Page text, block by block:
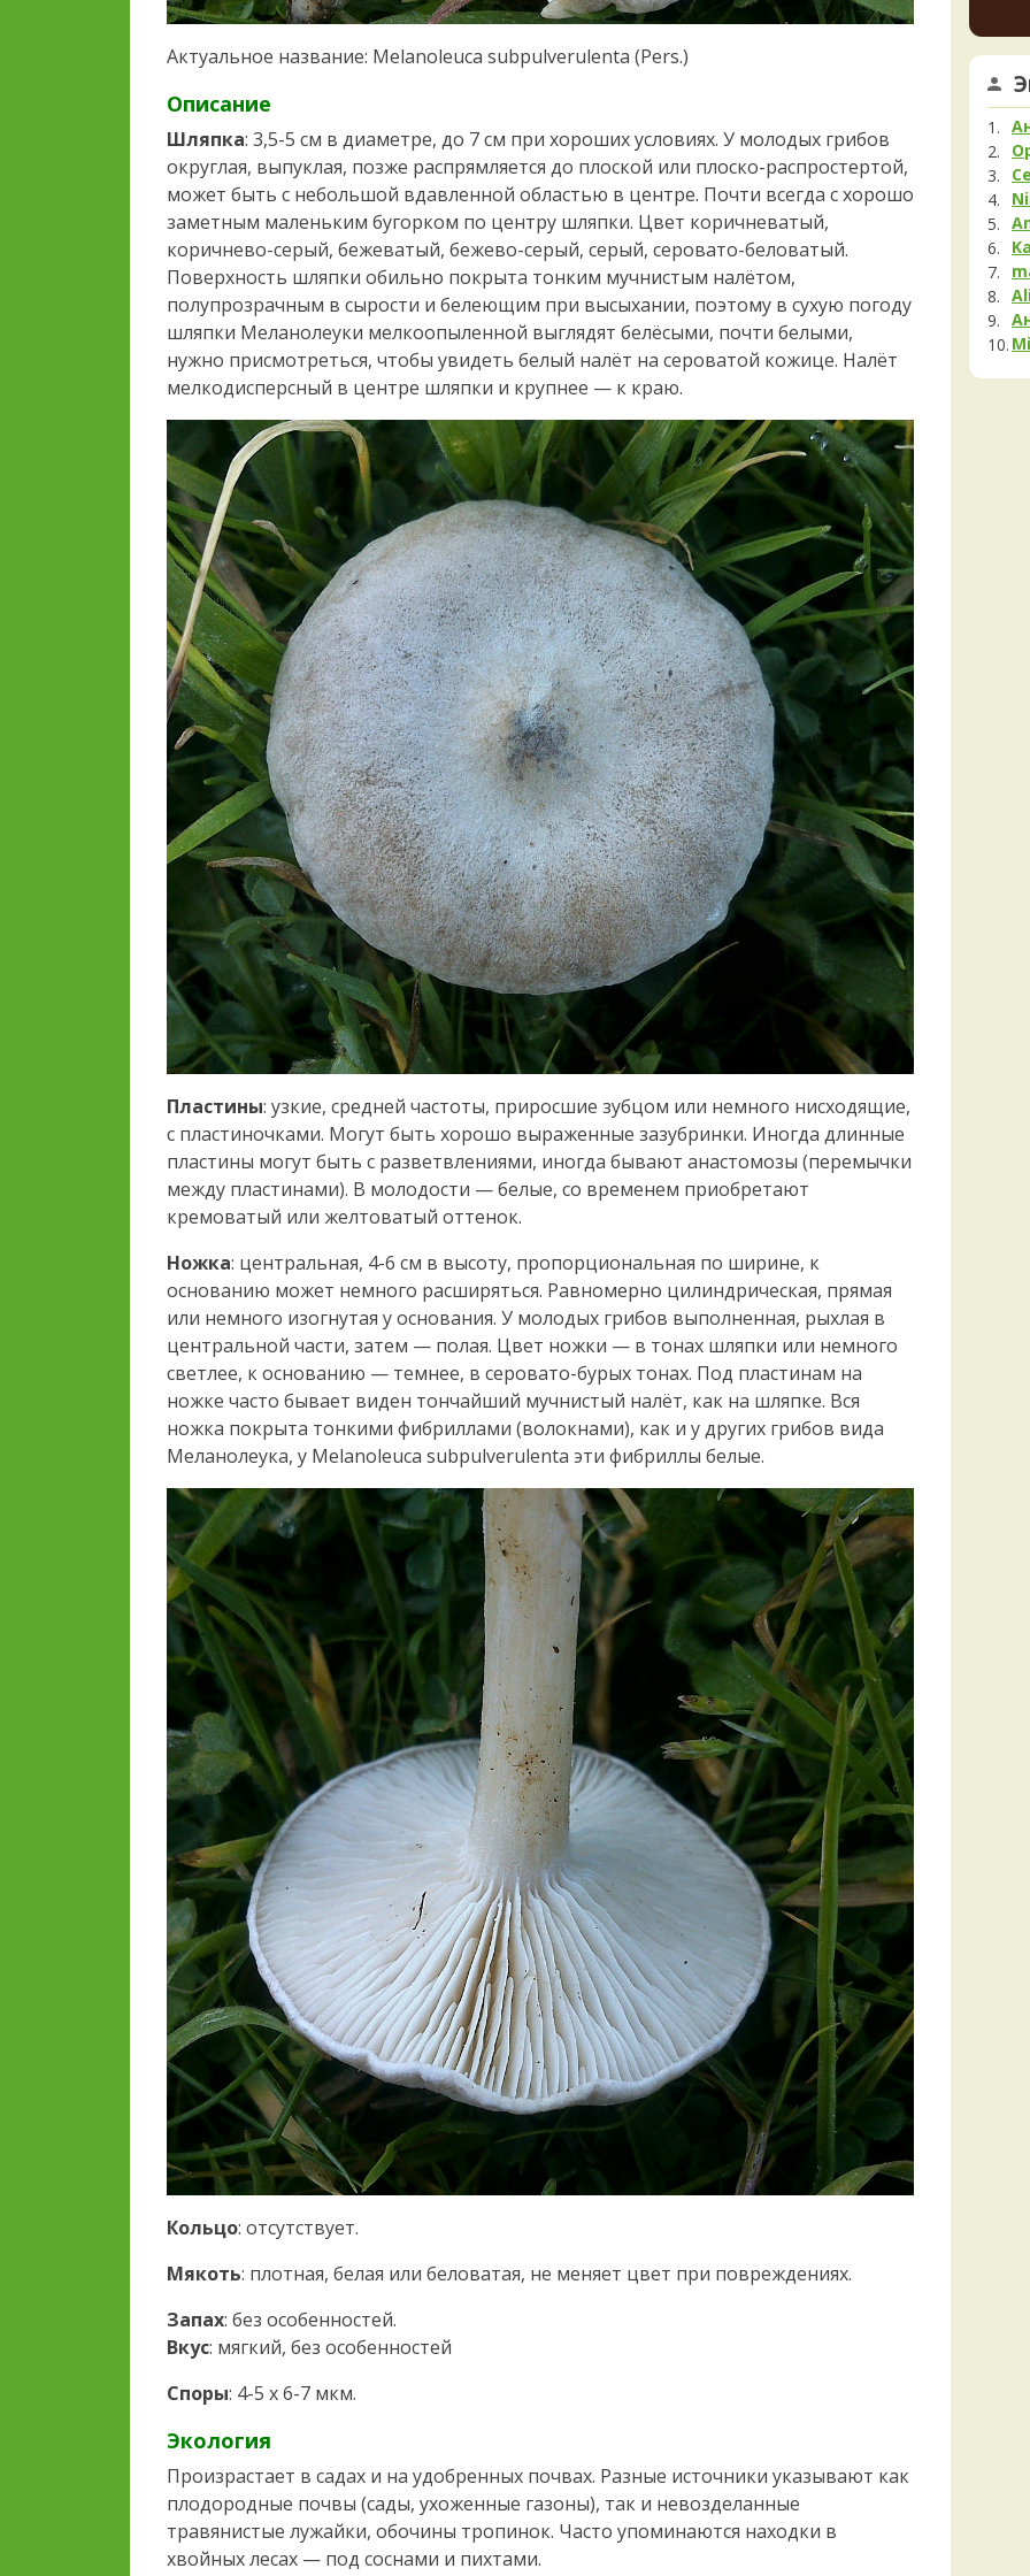
Актуальное название: Melanoleuca subpulverulenta (Pers.)
Описание
Шляпка: 3,5-5 см в диаметре, до 7 см при хороших условиях. У молодых грибов
округлая, выпуклая, позже распрямляется до плоской или плоско-распростертой,
может быть с небольшой вдавленной областью в центре. Почти всегда с хорошо
заметным маленьким бугорком по центру шляпки. Цвет коричневатый,
коричнево-серый, бежеватый, бежево-серый, серый, серовато-беловатый.
Поверхность шляпки обильно покрыта тонким мучнистым налётом,
полупрозрачным в сырости и белеющим при высыхании, поэтому в сухую погоду
шляпки Меланолеуки мелкоопыленной выглядят белёсыми, почти белыми,
нужно присмотреться, чтобы увидеть белый налёт на сероватой кожице. Налёт
мелкодисперсный в центре шляпки и крупнее — к краю.
Пластины: узкие, средней частоты, приросшие зубцом или немного нисходящие,
с пластиночками. Могут быть хорошо выраженные зазубринки. Иногда длинные
пластины могут быть с разветвлениями, иногда бывают анастомозы (перемычки
между пластинами). В молодости — белые, со временем приобретают
кремоватый или желтоватый оттенок.
Ножка: центральная, 4-6 см в высоту, пропорциональная по ширине, к
основанию может немного расширяться. Равномерно цилиндрическая, прямая
или немного изогнутая у основания. У молодых грибов выполненная, рыхлая в
центральной части, затем — полая. Цвет ножки — в тонах шляпки или немного
светлее, к основанию — темнее, в серовато-бурых тонах. Под пластинам на
ножке часто бывает виден тончайший мучнистый налёт, как на шляпке. Вся
ножка покрыта тонкими фибриллами (волокнами), как и у других грибов вида
Меланолеука, у Melanoleuca subpulverulenta эти фибриллы белые.
Кольцо: отсутствует.
Мякоть: плотная, белая или беловатая, не меняет цвет при повреждениях.
Запах: без особенностей.
Вкус: мягкий, без особенностей
Споры: 4-5 х 6-7 мкм.
Экология
Произрастает в садах и на удобренных почвах. Разные источники указывают как
плодородные почвы (сады, ухоженные газоны), так и невозделанные
травянистые лужайки, обочины тропинок. Часто упоминаются находки в
хвойных лесах — под соснами и пихтами.
1 день
1 день